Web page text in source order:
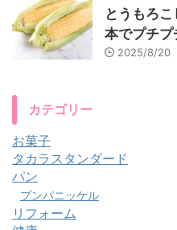
とうもろ
本でプチ
2025/8/20
カテゴリー
お菓子
タカラスタンダード
パン
プンパニッケル
リフォーム